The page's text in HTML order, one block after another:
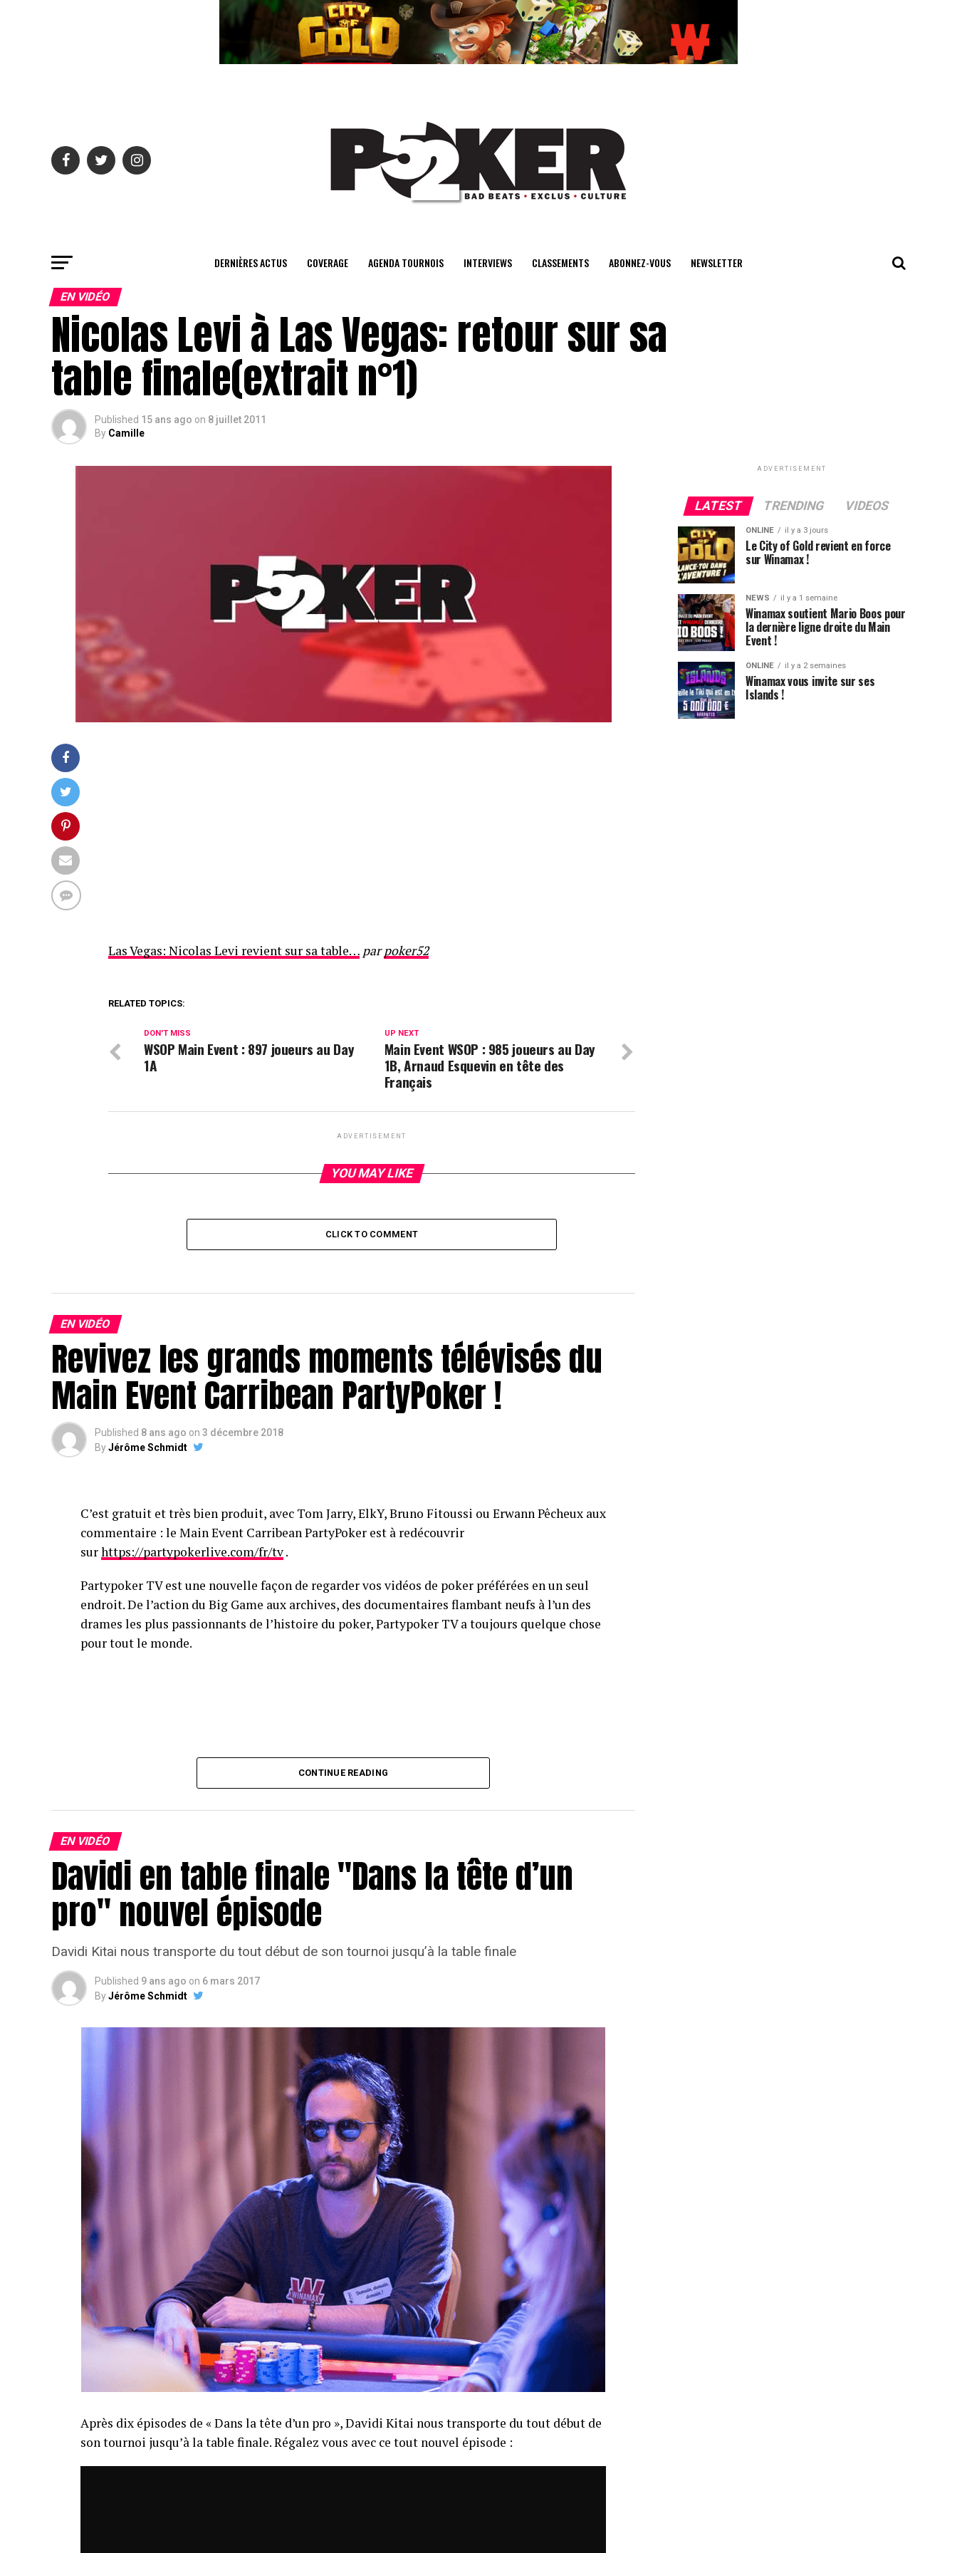
center>
DERNIÈRES ACTUS COVERAGE AGENDA TOURNOIS INTERVIEWS CLASSEMENTS ABONNEZ-VOUS NEWSLETTER
EN VIDÉO
Nicolas Levi à Las Vegas: retour sur sa
table finale(extrait n°1)
Published 15 ans ago on 8 juillet 2011
By Camille
Las Vegas: Nicolas Levi revient sur sa table… parpoker52
RELATED TOPICS:
UP NEXT
Main Event WSOP : 985 joueurs au Day
1B, Arnaud Esquevin en tête des
Français
DON'T MISS
WSOP Main Event : 897 joueurs au Day
1A
ADVERTISEMENT
YOU MAY LIKE
CLICK TO COMMENT
EN VIDÉO
Revivez les grands moments télévisés du
Main Event Carribean PartyPoker !
Published 8 ans ago on 3 décembre 2018
ByJérôme Schmidt
C’est gratuit et très bien produit, avec Tom Jarry, ElkY, Bruno Fitoussi ou Erwann Pêcheux aux
commentaire : le Main Event Carribean PartyPoker est à redécouvrir
surhttps://partypokerlive.com/fr/tv.
Partypoker TV est une nouvelle façon de regarder vos vidéos de poker préférées en un seul
endroit. De l’action du Big Game aux archives, des documentaires flambant neufs à l’un des
drames les plus passionnants de l’histoire du poker, Partypoker TV a toujours quelque chose
pour tout le monde.
CONTINUE READING
EN VIDÉO
Davidi en table finale "Dans la tête d’un
pro" nouvel épisode
Davidi Kitai nous transporte du tout début de son tournoi jusqu’à la table finale
Published 9 ans ago on 6 mars 2017
ByJérôme Schmidt
Après dix épisodes de « Dans la tête d’un pro », Davidi Kitai nous transporte du tout début de
son tournoi jusqu’à la table finale. Régalez vous avec ce tout nouvel épisode :
ADVERTISEMENT
LATEST TRENDING VIDEOS
ONLINE il y a 3 jours
Le City of Gold revient en force
sur Winamax !
NEWS il y a 1 semaine
Winamax soutient Mario Boos pour
la dernière ligne droite du Main
Event !
ONLINE il y a 2 semaines
Winamax vous invite sur ses
Islands !